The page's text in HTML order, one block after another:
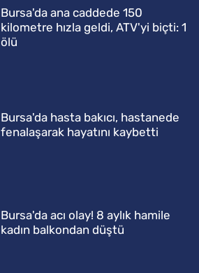
Bursa'da ana caddede 150
kilometre hızla geldi, ATV'yi biçti: 1
ölü
Bursa'da hasta bakıcı, hastanede
fenalaşarak hayatını kaybetti
Bursa'da acı olay! 8 aylık hamile
kadın balkondan düştü